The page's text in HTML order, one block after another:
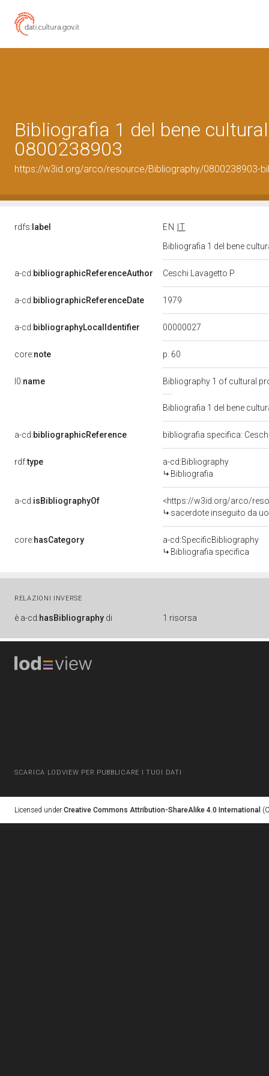
Bibliografia 1 del bene
0800238903
https://w3id.org/arco/resource/Bibliography/0800238903-
rdfs: label EN
IT
Bibliografia 1 del bene
a-cd:bibliographicReferenceAuthor Ceschi Lavagetto P
a-cd:bibliographicReferenceDate 1979
a-cd:bibliographyLocalIdentifier 00000027
core:note p. 60
l0:name Bibliography 1 of cultural
Bibliografia 1 del bene
a-cd:bibliographicReference bibliografia specifica:
rdf:type
a-cd:Bibliography
Bibliografia
a-cd:isBibliographyOf
<https://w3id.org/arco/
sacerdote inseguito da
core:hasCategory
a-cd:SpecificBibliography
Bibliografia specifica
RELAZIONI INVERSE
è a-cd:hasBibliography di 1 risorsa
SCARICA LODVIEW PER PUBBLICARE I TUOI DATI
Licensed under Creative Commons Attribution-ShareAlike 4.0 International